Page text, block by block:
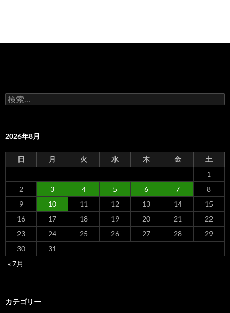
検
索:
2026年8月
日 月 火 水 木 金
土
1
2
3 4 5 6 7
8
9
10 11 12 13 14
15
16
17 18 19 20 21
22
23
24 25 26 27 28
29
30
31
« 7月
カテゴリー